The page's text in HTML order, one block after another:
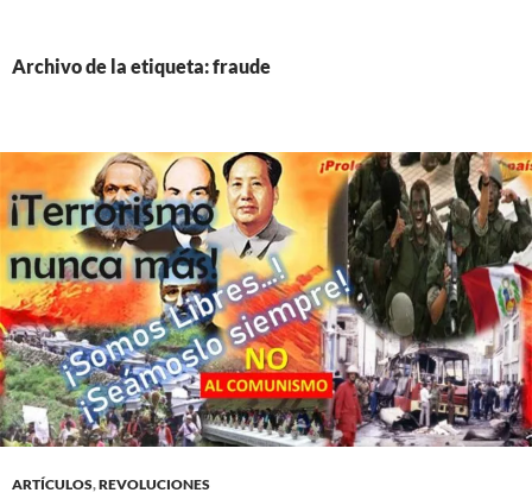
Archivo de la etiqueta: fraude
ARTÍCULOS,REVOLUCIONES